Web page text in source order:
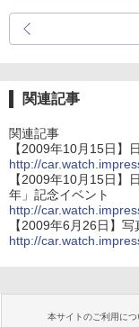
関連記事
関連記事
【2009年10月15日】
http://
【2009年10月15日】
年」記念イベント
http://
【2009年6月26日】
http://
本サイトのご利用につ